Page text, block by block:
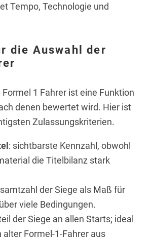
Tempo, Technologie und
die Auswahl der
1 Fahrer ist eine Funktion
denen bewertet wird. Hier ist
Zulassungskriterien.
: sichtbarste Kennzahl, obwohl
die Titelbilanz stark
der Siege als Maß für
viele Bedingungen.
der Siege an allen Starts; ideal
alter Formel-1-Fahrer aus